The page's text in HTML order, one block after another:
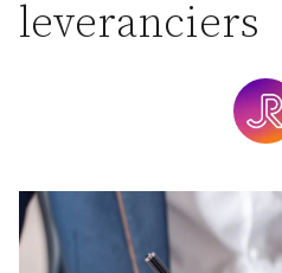
Werken bij
Taal:
leveranciers